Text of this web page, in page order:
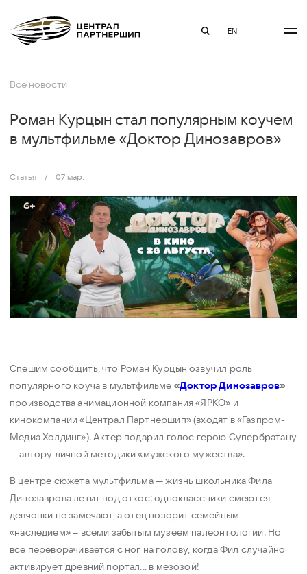
EN
Все новости
Роман Курцын стал популярным коучем
в мультфильме «Доктор Динозавров»
Статья / 07 мар.
Спешим сообщить, что Роман Курцын озвучил роль
популярного коуча в мультфильме «Доктор Динозавров»
производства анимационной компания «ЯРКО» и
кинокомпании «Централ Партнершип» (входят в «Газпром-
Медиа Холдинг»). Актер подарил голос герою Супербратану
— автору личной методики «мужского мужества».
В центре сюжета мультфильма — жизнь школьника Фила
Динозаврова летит под откос: одноклассники смеются,
девчонки не замечают, а отец позорит семейным
«наследием» – всеми забытым музеем палеонтологии. Но
все переворачивается с ног на голову, когда Фил случайно
активирует древний портал... в мезозой!